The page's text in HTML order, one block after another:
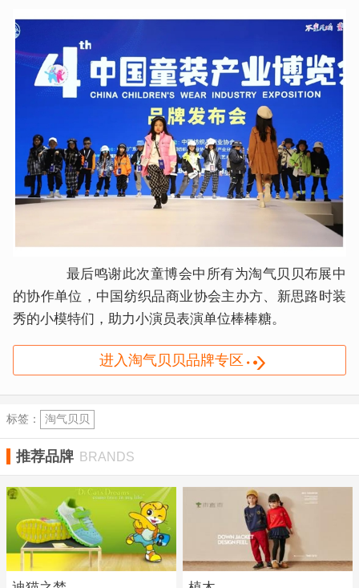
最后鸣谢此次童博会中所有为淘气贝贝布展中
的协作单位，中国纺织品商业协会主办方、新思路时装
秀的小模特们，助力小演员表演单位棒棒糖。
进入淘气贝贝品牌专区
标签： 淘气贝贝
推荐品牌 BRANDS